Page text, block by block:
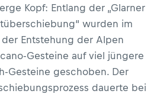
Kopf: Entlang der „Glarner
wurden im
Entstehung der Alpen
Gesteine auf viel jüngere
Gesteine geschoben. Der
dauerte bei